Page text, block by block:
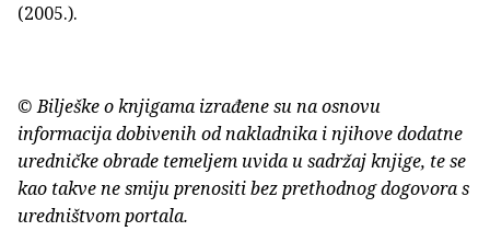
(2005.).
© Bilješke o knjigama izrađene su na osnovu
informacija dobivenih od nakladnika i njihove dodatne
uredničke obrade temeljem uvida u sadržaj knjige, te se
kao takve ne smiju prenositi bez prethodnog dogovora s
uredništvom portala.